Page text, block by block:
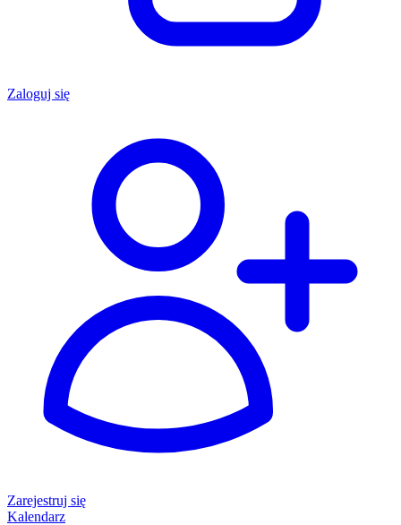
Zaloguj się
Zarejestruj się
Kalendarz